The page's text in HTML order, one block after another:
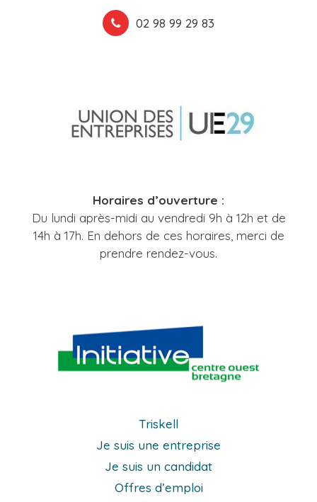
02 98 99 29 83
Horaires d’ouverture :
Du lundi après-midi au vendredi 9h à 12h et de
14h à 17h. En dehors de ces horaires, merci de
prendre rendez-vous.
Triskell
Je suis une entreprise
Je suis un candidat
Offres d’emploi